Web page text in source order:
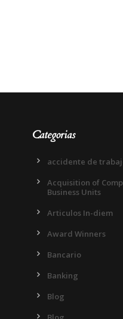
Categorias
accidente de
Acquisition of
Business Units
Articulos In-diem
Award Winners
Bancario
Banking
Blog